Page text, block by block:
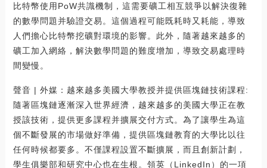
比特幣使用PoW共識機制，這需要礦工相互競爭以解決復雜
的數學問題并驗證交易。這個過程可能既耗時又耗能，導致
人們擔心比特幣挖礦對環境的影響。此外，隨著越來越多的
礦工加入網絡，解決數學問題的難度增加，導致交易處理時
間變慢。
聲音 | 外媒：越來越多美國大學教授并提供區塊鏈技術課程:
隨著區塊鏈逐漸深入世界經濟，越來越多的美國大學正在教
授該技術，提供更多課程并擴展交付方式。為了讓學生為這
個不斷發展的市場做好準備，提供區塊鏈教育的大學比以往
任何時候都要多。不僅課程設置不斷擴展，而且創新計劃，
學生俱樂部和研究中心也在生根。領英（LinkedIn）的一項